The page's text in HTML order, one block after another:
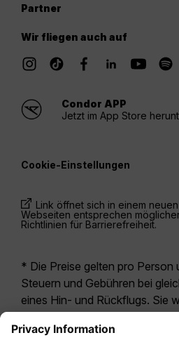
Partner
Wir fliegen auch auf
Condor APP
Jetzt im App Store
Cookie-Einstellungen
Link öffnet sich in einem
Webseiten entsprechen
Richtlinien für Barrierefreiheit.
* Die Preise gelten pro Person
Steuern und Gebühren bei
eines Hin- und Rückflugs. Sie
möglicherweise nicht mehr